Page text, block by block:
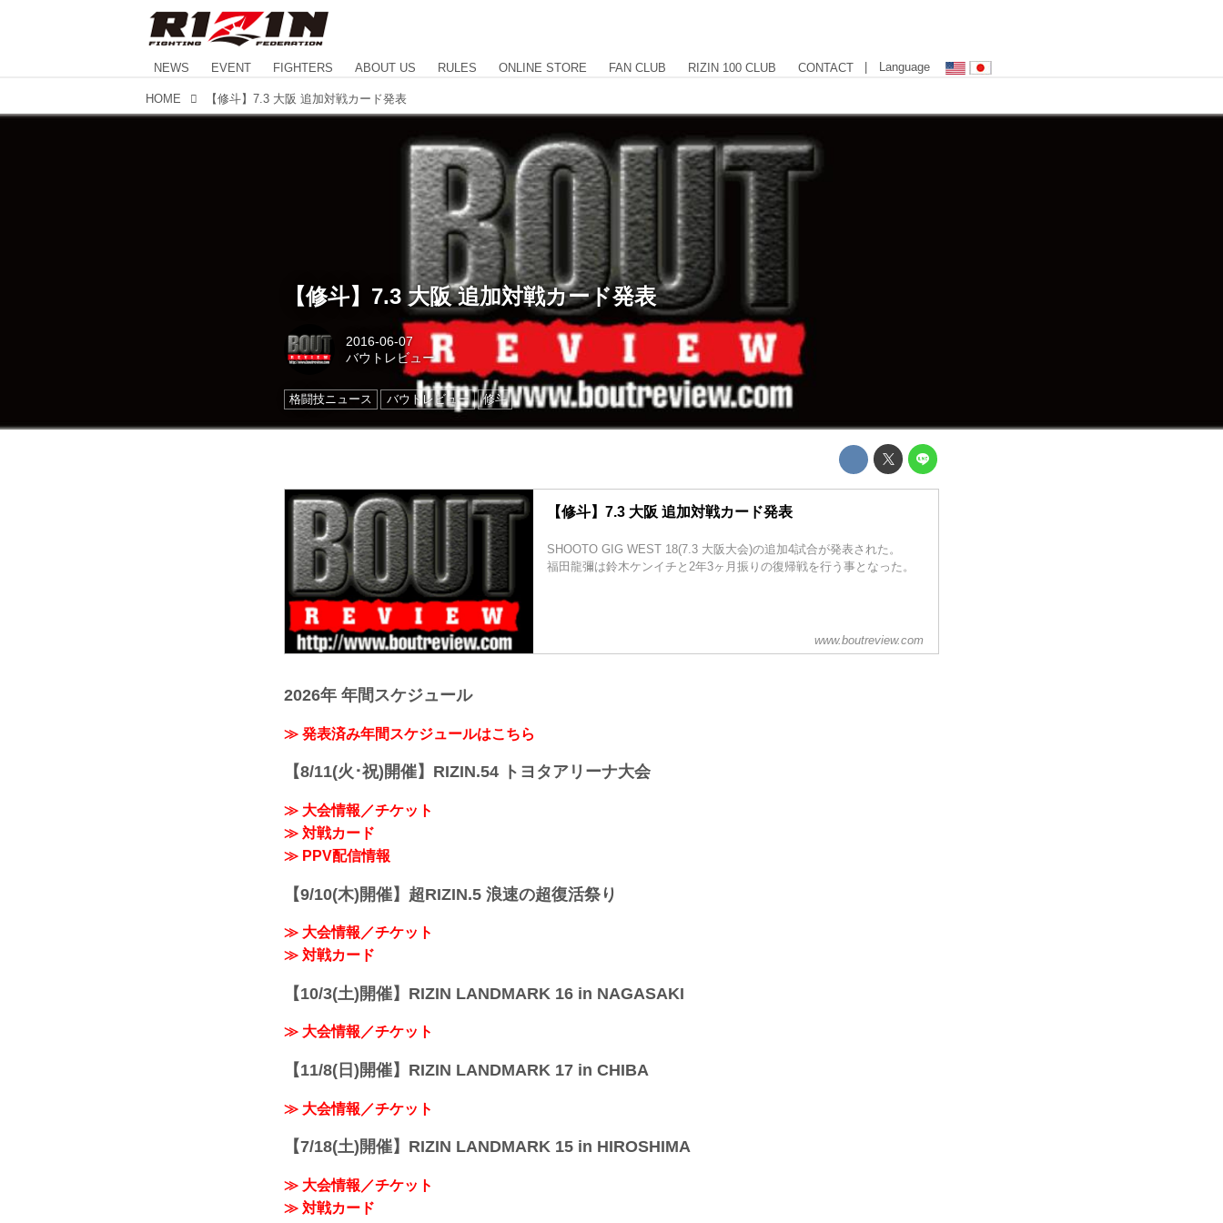
NEWS EVENT FIGHTERS ABOUT US RULES ONLINE STORE FAN CLUB RIZIN 100 CLUB CONTACT | Language
HOME 【修斗】7.3 大阪 追加対戦カード発表
【修斗】7.3 大阪 追加対戦カード発表
2016-06-07
バウトレビュー
格闘技ニュース バウトレビュー 修斗
【修斗】7.3 大阪 追加対戦カード発表
SHOOTO GIG WEST 18(7.3 大阪大会)の追加4試合が発表された。
福田龍彌は鈴木ケンイチと2年3ヶ月振りの復帰戦を行う事となった。
www.boutreview.com
2026年 年間スケジュール
≫ 発表済み年間スケジュールはこちら
【8/11(火･祝)開催】RIZIN.54 トヨタアリーナ大会
≫ 大会情報／チケット
≫ 対戦カード
≫ PPV配信情報
【9/10(木)開催】超RIZIN.5 浪速の超復活祭り
≫ 大会情報／チケット
≫ 対戦カード
【10/3(土)開催】RIZIN LANDMARK 16 in NAGASAKI
≫ 大会情報／チケット
【11/8(日)開催】RIZIN LANDMARK 17 in CHIBA
≫ 大会情報／チケット
【7/18(土)開催】RIZIN LANDMARK 15 in HIROSHIMA
≫ 大会情報／チケット
≫ 対戦カード